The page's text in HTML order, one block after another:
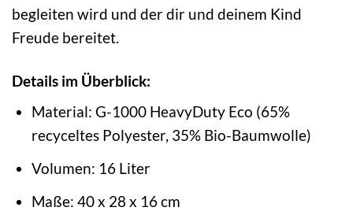
begleiten wird und der dir und deinem Kind
Freude bereitet.
Details im Überblick:
Material: G-1000 HeavyDuty Eco (65%
recyceltes Polyester, 35% Bio-Baumwolle)
Volumen: 16 Liter
Maße: 40 x 28 x 16 cm